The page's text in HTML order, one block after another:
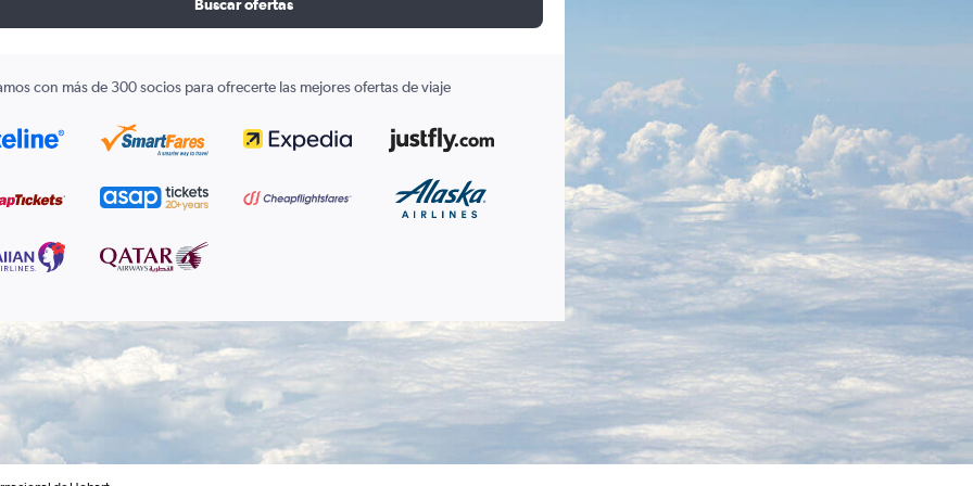
Buscar ofertas
con más de 300 socios para ofrecerte las mejores ofertas de viaje